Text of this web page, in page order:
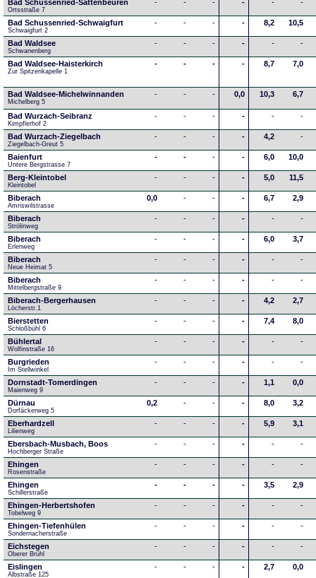
Bad Schussenried-Sattenbeuren
Ortsstraße 7
- - - - - -
Bad Schussenried-Schwaigfurt
Schwaigfurt 2
- - - - 8,2 10,5
Bad Waldsee
Schwanenberg
- - - - - -
Bad Waldsee-Haisterkirch
Zur Spitzenkapelle 1
- - - - 8,7 7,0
Bad Waldsee-Michelwinnanden
Michelberg 5
- - - 0,0 10,3 6,7
Bad Wurzach-Seibranz
Kimpflerhof 2
- - - - - -
Bad Wurzach-Ziegelbach
Ziegelbach-Greut 5
- - - - 4,2 -
Baienfurt
Untere Bergstrasse 7
- - - - 6,0 10,0
Berg-Kleintobel
Kleintobel
- - - - 5,0 11,5
Biberach
Amriswilstrasse
0,0 - - - 6,7 2,9
Biberach
Strölinweg
- - - - - -
Biberach
Erlenweg
- - - - 6,0 3,7
Biberach
Neue Heimat 5
- - - - - -
Biberach
Mittelbergstraße 9
- - - - - -
Biberach-Bergerhausen
Löcherstr.1
- - - - 4,2 2,7
Bierstetten
Schloßbühl 6
- - - - 7,4 8,0
Bühlertal
Wolfinstraße 16
- - - - - -
Burgrieden
Im Stellwinkel
- - - - - -
Dornstadt-Tomerdingen
Maienweg 9
- - - - 1,1 0,0
Dürnau
Dorfäckerweg 5
0,2 - - - 8,0 3,2
Eberhardzell
Lilienweg
- - - - 5,9 3,1
Ebersbach-Musbach, Boos
Hochberger Straße
- - - - - -
Ehingen
Rosenstraße
- - - - - -
Ehingen
Schillerstraße
- - - - 3,5 2,9
Ehingen-Herbertshofen
Tobelweg 9
- - - - - -
Ehingen-Tiefenhülen
Sondernacherstraße
- - - - - -
Eichstegen
Oberer Brühl
- - - - - -
Eislingen
Albstraße 125
- - - - 2,7 0,0